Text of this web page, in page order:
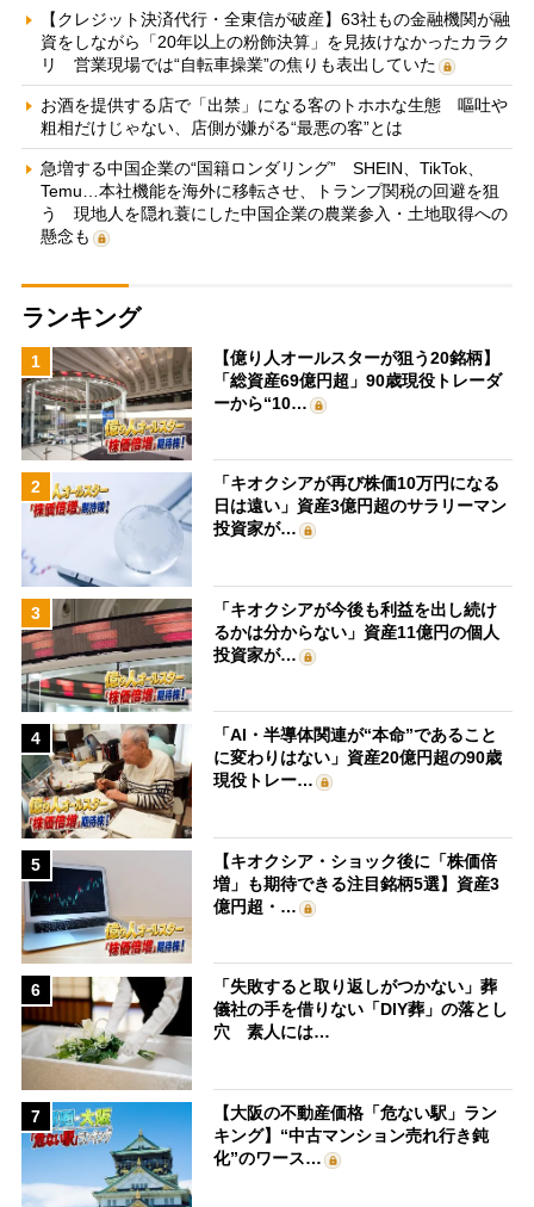
【クレジット決済代行・全東信が破産】63社もの金融機関が融
資をしながら「20年以上の粉飾決算」を見抜けなかったカラク
リ 営業現場では“自転車操業”の焦りも表出していた
お酒を提供する店で「出禁」になる客のトホホな生態 嘔吐や
粗相だけじゃない、店側が嫌がる“最悪の客”とは
急増する中国企業の“国籍ロンダリング” SHEIN、TikTok、
Temu…本社機能を海外に移転させ、トランプ関税の回避を狙
う 現地人を隠れ蓑にした中国企業の農業参入・土地取得への
懸念も
ランキング
1
【億り人オールスターが狙う20銘柄】
「総資産69億円超」90歳現役トレーダ
ーから“10…
2
「キオクシアが再び株価10万円になる
日は遠い」資産3億円超のサラリーマン
投資家が…
3
「キオクシアが今後も利益を出し続け
るかは分からない」資産11億円の個人
投資家が…
4
「AI・半導体関連が“本命”であること
に変わりはない」資産20億円超の90歳
現役トレー…
5
【キオクシア・ショック後に「株価倍
増」も期待できる注目銘柄5選】資産3
億円超・…
6
「失敗すると取り返しがつかない」葬
儀社の手を借りない「DIY葬」の落とし
穴 素人には…
7
【大阪の不動産価格「危ない駅」ラン
キング】“中古マンション売れ行き鈍
化”のワース…